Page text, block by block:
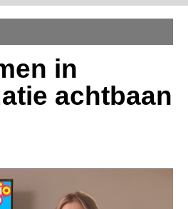
in
achtbaan